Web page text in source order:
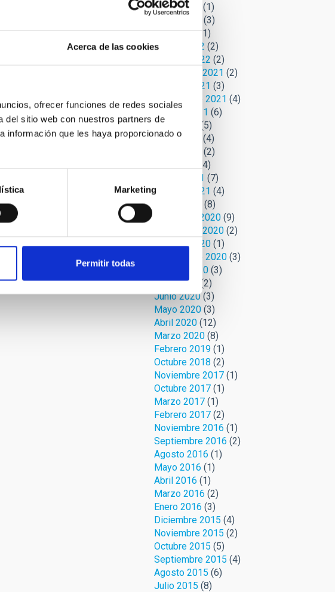
Acerca de las cookies
ofrecer funciones de redes sociales
del sitio web con nuestros partners de
información que les haya proporcionado o
Marketing
Permitir todas
efecto, una explicación
en la visita guiada de
de la estrella de
Junio 2022
(1)
(3)
Abril 2022(1)
Marzo 2022 (2)
Febrero 2022 (2)
Noviembre 2021 (2)
Octubre 2021 (3)
Septiembre 2021 (4)
Agosto 2021 (6)
Julio 2021
(5)
Junio 2021
(4)
(2)
(4)
Marzo 2021 (7)
Febrero 2021 (4)
(8)
Diciembre 2020(9)
Noviembre 2020(2)
Octubre 2020(1)
Septiembre 2020(3)
Agosto 2020(3)
Julio 2020
(2)
Junio 2020(3)
Mayo 2020(3)
Abril 2020(12)
Marzo 2020(8)
Febrero 2019(1)
Octubre 2018 (2)
Noviembre 2017(1)
Octubre 2017(1)
Marzo 2017(1)
Febrero 2017(2)
Noviembre 2016 (1)
Septiembre 2016 (2)
Agosto 2016 (1)
Mayo 2016 (1)
Abril 2016 (1)
Marzo 2016 (2)
Enero 2016 (3)
Diciembre 2015 (4)
Noviembre 2015 (2)
Octubre 2015 (5)
Septiembre 2015 (4)
Agosto 2015 (6)
Julio 2015 (8)